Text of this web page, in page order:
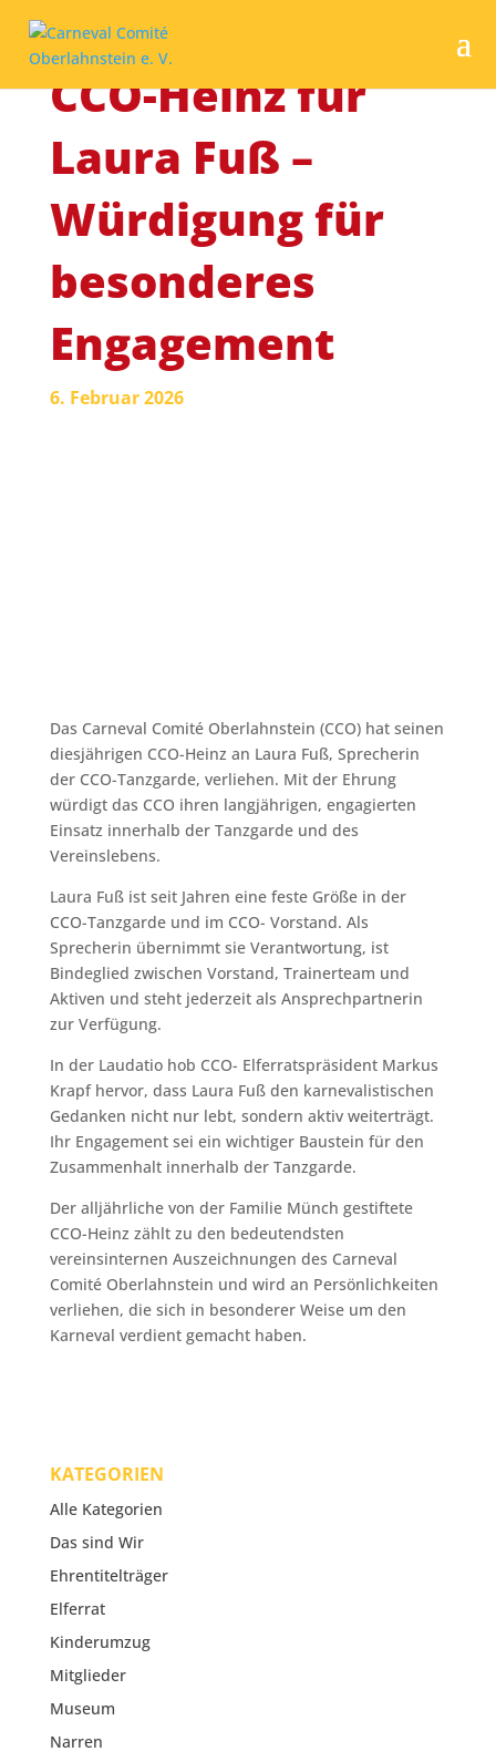
CCO-Heinz für
Laura Fuß –
Würdigung für
besonderes
Engagement
6. Februar 2026
Das Carneval Comité Oberlahnstein (CCO) hat seinen
diesjährigen CCO-Heinz an Laura Fuß, Sprecherin
der CCO-Tanzgarde, verliehen. Mit der Ehrung
würdigt das CCO ihren langjährigen, engagierten
Einsatz innerhalb der Tanzgarde und des
Vereinslebens.
Laura Fuß ist seit Jahren eine feste Größe in der
CCO-Tanzgarde und im CCO- Vorstand. Als
Sprecherin übernimmt sie Verantwortung, ist
Bindeglied zwischen Vorstand, Trainerteam und
Aktiven und steht jederzeit als Ansprechpartnerin
zur Verfügung.
In der Laudatio hob CCO- Elferratspräsident Markus
Krapf hervor, dass Laura Fuß den karnevalistischen
Gedanken nicht nur lebt, sondern aktiv weiterträgt.
Ihr Engagement sei ein wichtiger Baustein für den
Zusammenhalt innerhalb der Tanzgarde.
Der alljährliche von der Familie Münch gestiftete
CCO-Heinz zählt zu den bedeutendsten
vereinsinternen Auszeichnungen des Carneval
Comité Oberlahnstein und wird an Persönlichkeiten
verliehen, die sich in besonderer Weise um den
Karneval verdient gemacht haben.
KATEGORIEN
Alle Kategorien
Das sind Wir
Ehrentitelträger
Elferrat
Kinderumzug
Mitglieder
Museum
Narren